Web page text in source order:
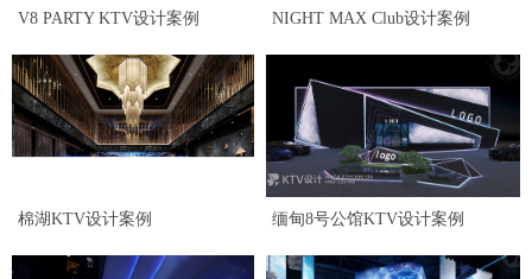
V8 PARTY KTV设计案例 NIGHT MAX Club设计案例
棉湖KTV设计案例 缅甸8号公馆KTV设计案例